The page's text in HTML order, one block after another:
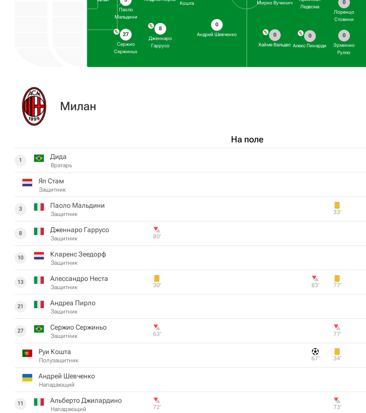
Паоло
Мальдини
27
Сержио
Сержиньо
8
Дженнаро
Гаррусо
Кошта
0
Андрей Шевченко
0
Лоренцо
Стовини
0
Эрминио
Рулло
Ледесма
0
Алекс Пинарди
Мирко Вучинич
0
Хайме Вальдес
Милан
На поле
1 Дида
Вратарь
Яп Стам
Защитник
3 Паоло Мальдини
Защитник
8 Дженнаро Гаррусо
Защитник 80‎’‎
10 Кларенс Зеедорф
Защитник
13 Алессандро Неста
Защитник 30‎’‎
21 Андреа Пирло
Защитник
27 Сержио Сержиньо
Защитник 63‎’‎
Руи Кошта
Полузащитник
Андрей Шевченко
Нападающий
11 Альберто Джилардино
Нападающий 72‎’‎
33‎’‎
77‎’‎
83‎’‎
77‎’‎
34‎’‎
67‎’‎
73‎’‎